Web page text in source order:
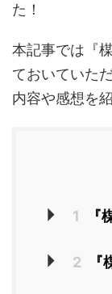
た！
本記事では『
ておいていた
内容や感想を
1 『
2 『